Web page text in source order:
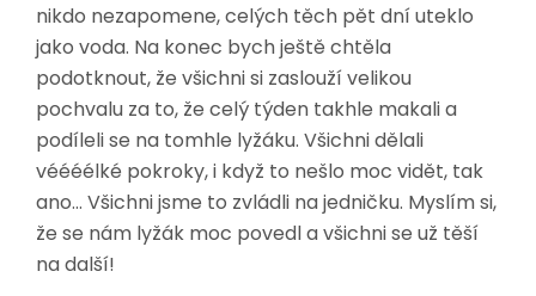
nikdo nezapomene, celých těch pět dní uteklo
jako voda. Na konec bych ještě chtěla
podotknout, že všichni si zaslouží velikou
pochvalu za to, že celý týden takhle makali a
podíleli se na tomhle lyžáku. Všichni dělali
véééélké pokroky, i když to nešlo moc vidět, tak
ano… Všichni jsme to zvládli na jedničku. Myslím si,
že se nám lyžák moc povedl a všichni se už těší
na další!